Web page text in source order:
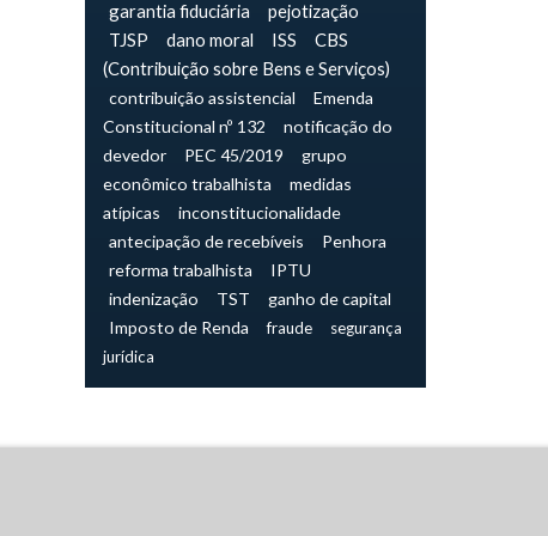
garantia fiduciária
pejotização
TJSP
dano moral ISS
CBS
(Contribuição sobre Bens e Serviços)
contribuição assistencial
Emenda
Constitucional nº 132
notificação do
devedor
PEC 45/2019
grupo
econômico trabalhista
medidas
atípicas
inconstitucionalidade
antecipação de recebíveis
Penhora
reforma trabalhista
IPTU
indenização
TST
ganho de capital
Imposto de Renda
fraude
segurança
jurídica